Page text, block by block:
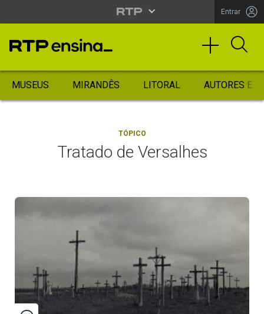
Entrar
MUSEUS MIRANDÊS LITORAL AUTORES
TÓPICO
Tratado de Versalhes